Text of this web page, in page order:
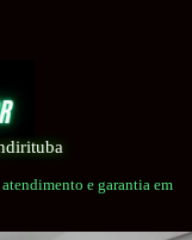
e garantia em